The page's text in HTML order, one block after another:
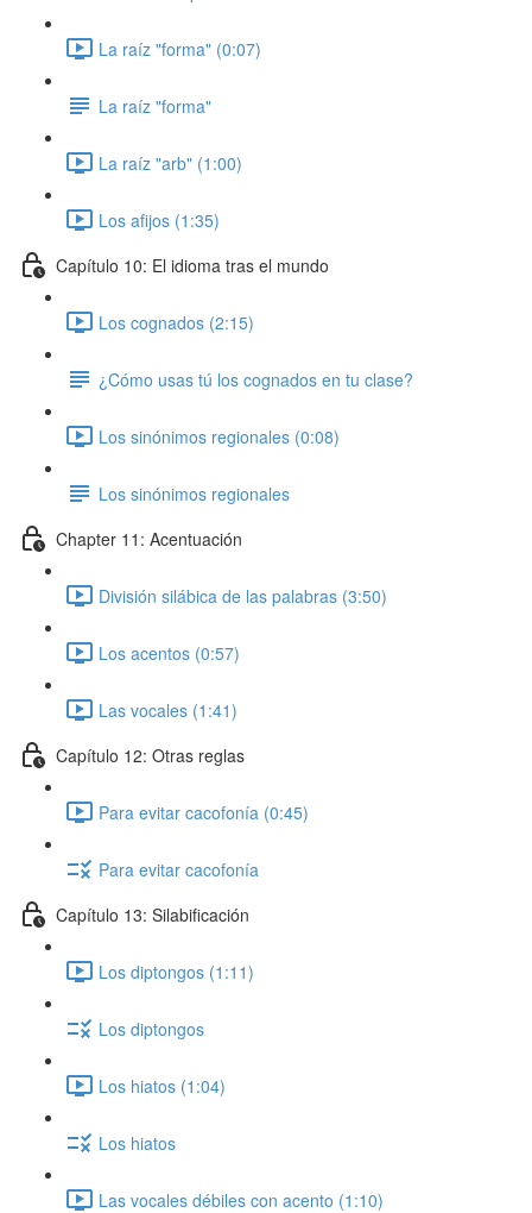
La raíz "forma" (0:07)
La raíz "forma"
La raíz "arb" (1:00)
Los afijos (1:35)
Capítulo 10: El idioma tras el mundo
Los cognados (2:15)
¿Cómo usas tú los cognados en tu clase?
Los sinónimos regionales (0:08)
Los sinónimos regionales
Chapter 11: Acentuación
División silábica de las palabras (3:50)
Los acentos (0:57)
Las vocales (1:41)
Capítulo 12: Otras reglas
Para evitar cacofonía (0:45)
Para evitar cacofonía
Capítulo 13: Silabificación
Los diptongos (1:11)
Los diptongos
Los hiatos (1:04)
Los hiatos
Las vocales débiles con acento (1:10)